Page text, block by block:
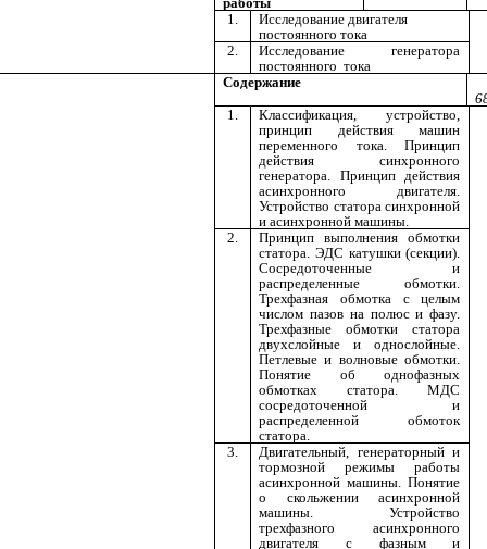
1.
Исследование двигателя
постоянного тока
2.
Исследование генератора
постоянного тока
Содержание
1.
Классификация, устройство,
принцип действия машин
переменного тока. Принцип
действия синхронного
генератора. Принцип действия
асинхронного двигателя.
Устройство статора синхронной
и асинхронной машины.
2.
Принцип выполнения обмотки
статора. ЭДС катушки (секции).
Сосредоточенные и
распределенные обмотки.
Трехфазная обмотка с целым
числом пазов на полюс и фазу.
Трехфазные обмотки статора
двухслойные и однослойные.
Петлевые и волновые обмотки.
Понятие об однофазных
обмотках статора. МДС
сосредоточенной и
распределенной обмоток
статора.
3.
Двигательный, генераторный и
тормозной режимы работы
асинхронной машины. Понятие
о скольжении асинхронной
машины. Устройство
трехфазного асинхронного
двигателя с фазным и